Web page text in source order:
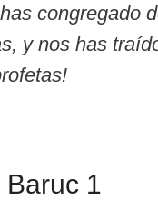
congregado
y nos has
1